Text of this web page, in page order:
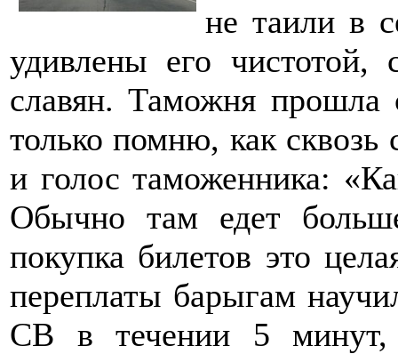
не таили в
удивлены его чистотой,
славян. Таможня прошла
только помню, как сквозь
и голос таможенника:
Обычно там едет
покупка билетов это
переплаты барыгам
СВ в течении 5 минут,